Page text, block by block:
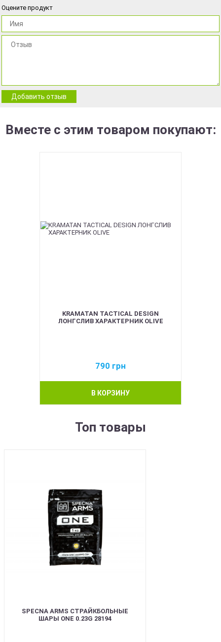
Оцените продукт
Добавить отзыв
Вместе с этим товаром покупают:
KRAMATAN TACTICAL DESIGN
ЛОНГСЛИВ ХАРАКТЕРНИК OLIVE
790 грн
В КОРЗИНУ
Топ товары
SPECNA ARMS СТРАЙКБОЛЬНЫЕ
ШАРЫ ONE 0.23G 28194